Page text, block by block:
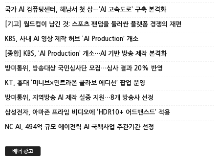
국가 AI 컴퓨팅센터, 해남서 첫 삽…‘AI 고속도로’ 구축 본격화
[기고] 월드컵이 남긴 것: 스포츠 팬덤을 둘러싼 플랫폼 경쟁의 재편
KBS, 사내 AI 영상 제작 허브 ‘AI Production’ 개소
[종합] KBS, ‘AI Production’ 개소…AI 기반 방송 제작 본격화
방미통위, 방송대상 국민심사단 모집…심사 결과 20% 반영
KT, 홍대 ‘미니브×민트라온 콜라보 에디션’ 팝업 운영
방미통위, 지역방송 AI 제작 실증 지원…8개 방송사 선정
삼성전자, 아마존 프라임 비디오에 ‘HDR10+ 어드밴스드’ 적용
NC AI, 494억 규모 에이전틱 AI 국책사업 주관기관 선정
배너 광고